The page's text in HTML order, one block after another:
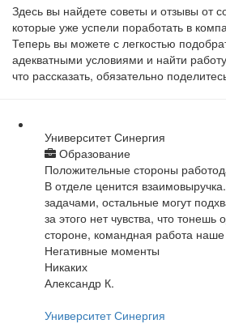
Здесь вы найдете советы и отзывы от
которые уже успели поработать в
Теперь вы можете с легкостью
адекватными условиями и найти
что рассказать, обязательно
Университет Синергия
Образование
Положительные стороны
В отделе ценится
задачами, остальные могут
за этого нет чувства, что
стороне, командная работа наше
Негативные моменты
Никаких
Александр К.
Университет Синергия